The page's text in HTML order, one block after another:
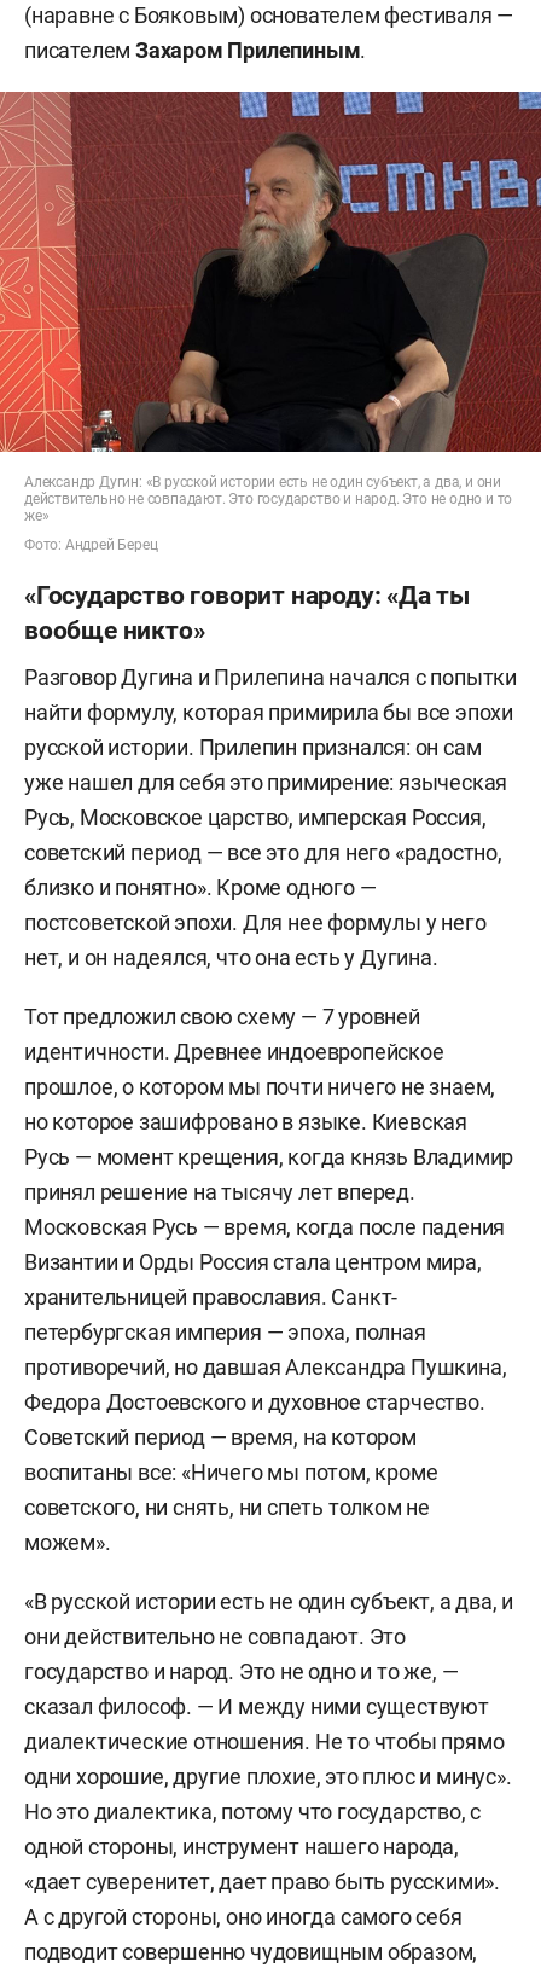
(наравне с Бояковым) основателем фестиваля —
писателемЗахаром Прилепиным.
Александр Дугин: «В русской истории есть не один субъект, а два, и они
действительно не совпадают. Это государство и народ. Это не одно и то
же»
Фото: Андрей Берец
«Государство говорит народу: «Да ты
вообще никто»
Разговор Дугина и Прилепина начался с попытки
найти формулу, которая примирила бы все эпохи
русской истории. Прилепин признался: он сам
уже нашел для себя это примирение: языческая
Русь, Московское царство, имперская Россия,
советский период — все это для него «радостно,
близко и понятно». Кроме одного —
постсоветской эпохи. Для нее формулы у него
нет, и он надеялся, что она есть у Дугина.
Тот предложил свою схему — 7 уровней
идентичности. Древнее индоевропейское
прошлое, о котором мы почти ничего не знаем,
но которое зашифровано в языке. Киевская
Русь — момент крещения, когда князь Владимир
принял решение на тысячу лет вперед.
Московская Русь — время, когда после падения
Византии и Орды Россия стала центром мира,
хранительницей православия. Санкт-
петербургская империя — эпоха, полная
противоречий, но давшая Александра Пушкина,
Федора Достоевского и духовное старчество.
Советский период — время, на котором
воспитаны все: «Ничего мы потом, кроме
советского, ни снять, ни спеть толком не
можем».
«В русской истории есть не один субъект, а два, и
они действительно не совпадают. Это
государство и народ. Это не одно и то же, —
сказал философ. — И между ними существуют
диалектические отношения. Не то чтобы прямо
одни хорошие, другие плохие, это плюс и минус».
Но это диалектика, потому что государство, с
одной стороны, инструмент нашего народа,
«дает суверенитет, дает право быть русскими».
А с другой стороны, оно иногда самого себя
подводит совершенно чудовищным образом,